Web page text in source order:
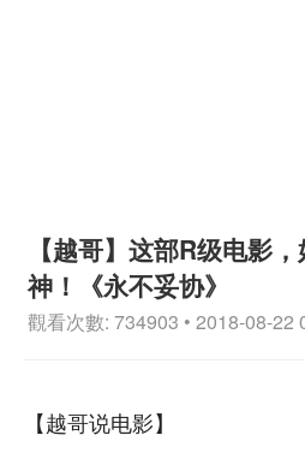
【越哥】这部R级电影
神！《永不妥协》
觀看次數: 734903 • 2018-08-22
【越哥说电影】